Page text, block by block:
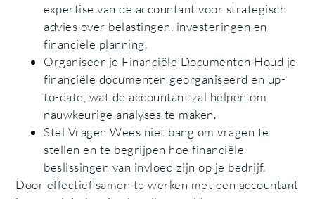
expertise van de accountant voor strategisch
advies over belastingen, investeringen en
financiële planning.
Organiseer je Financiële Documenten Houd je
financiële documenten georganiseerd en up-
to-date, wat de accountant zal helpen om
nauwkeurige analyses te maken.
Stel Vragen Wees niet bang om vragen te
stellen en te begrijpen hoe financiële
beslissingen van invloed zijn op je bedrijf.
Door effectief samen te werken met een accountant